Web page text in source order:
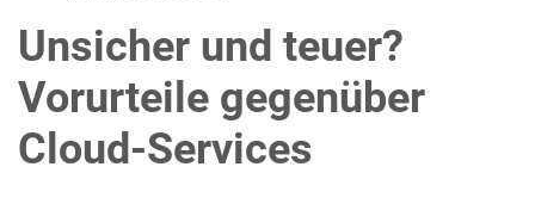
Unsicher und teuer?
Vorurteile gegenüber
Cloud-Services